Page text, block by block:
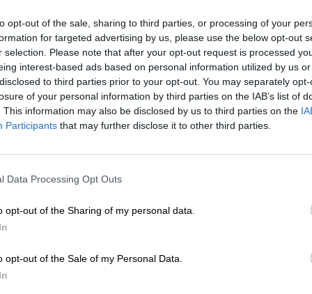
opt-out of the sale, sharing to third parties, or processing of your
for targeted advertising by us, please use the below opt-out
selection. Please note that after your opt-out request is processed
interest-based ads based on personal information utilized by us
to third parties prior to your opt-out. You may separately
of your personal information by third parties on the IAB’s list of
This information may also be disclosed by us to third parties on the
Participants that may further disclose it to other third parties.
Data Processing Opt Outs
opt-out of the Sharing of my personal data.
opt-out of the Sale of my Personal Data.
ministro, Mateusz Morawiecki, al igual que
y como ha notificado laComisión Europea,
Unión Europeaindica queun Estado
supuesto caso de una violación de los
“grave y persistente”
presidenta de la
el presidente del Consejo Europeo,
para evitar que este veto sea aplicado
y la cordura política
una situación más grave que la crisis
not advance on